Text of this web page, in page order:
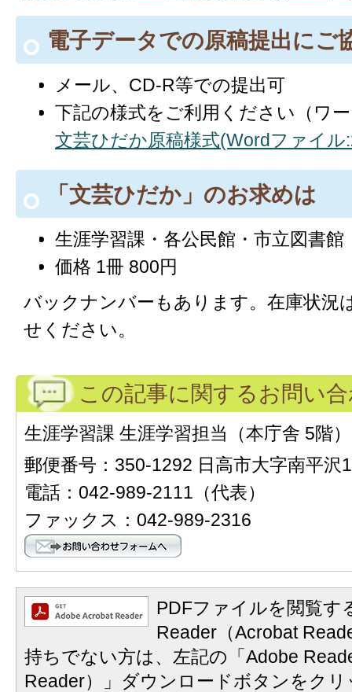
電子データでの原稿提出にご
メール、CD-R等での提出可
下記の様式をご利用ください（ワ
文芸ひだか原稿様式(Wordファイル
「文芸ひだか」のお求めは
生涯学習課・各公民館・市立図書館
価格 1冊 800円
バックナンバーもあります。在庫状況
せください。
この記事に関するお問い
生涯学習課 生涯学習担当（本庁舎 5階）
郵便番号：350-1292 日高市大字南平沢
電話：042-989-2111（代表）
ファックス：042-989-2316
PDFファイルを閲覧す
Reader（Acrobat
持ちでない方は、左記の「Adobe
Reader）」ダウンロードボタンをク